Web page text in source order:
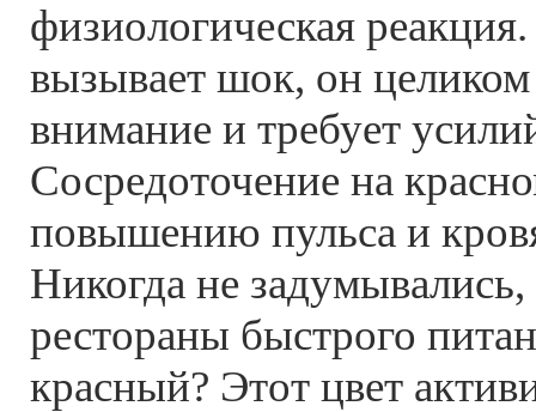
физиологическая
вызывает шок, он целиком
внимание и требует
Сосредоточение на
повышению пульса и
Никогда не
рестораны быстрого
красный? Этот цвет